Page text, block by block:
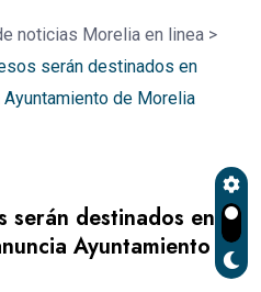
noticias Morelia en linea >
serán destinados en
de Morelia
serán destinados en
Ayuntamiento de